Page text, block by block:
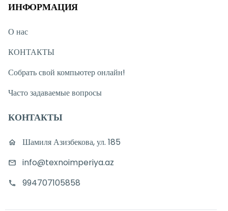
ИНФОРМАЦИЯ
О нас
КОНТАКТЫ
Собрать свой компьютер онлайн!
Часто задаваемые вопросы
КОНТАКТЫ
Шамиля Азизбекова, ул. 185
info@texnoimperiya.az
994707105858